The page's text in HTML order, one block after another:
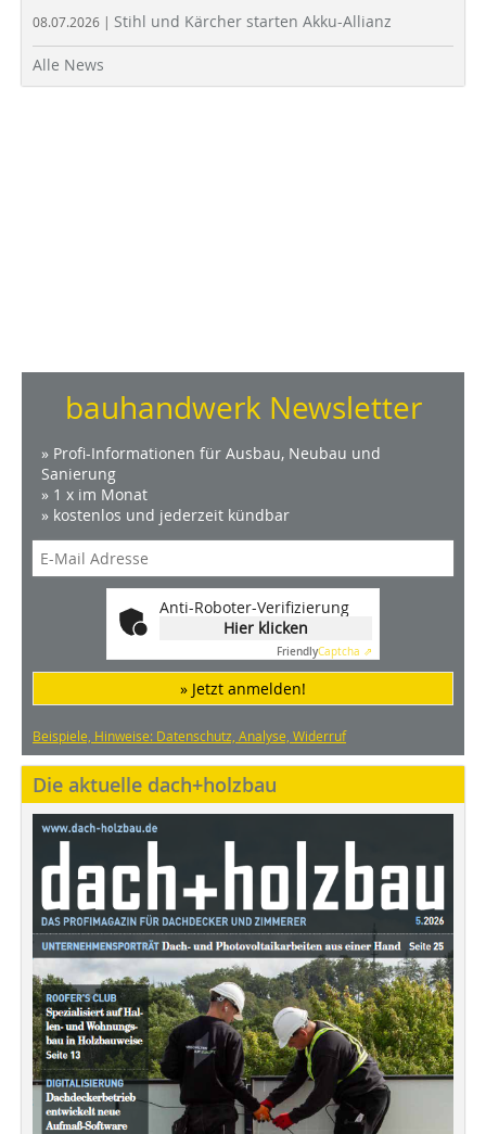
08.07.2026 | Stihl und Kärcher starten Akku-Allianz
Alle News
bauhandwerk Newsletter
» Profi-Informationen für Ausbau, Neubau und
Sanierung
» 1 x im Monat
» kostenlos und jederzeit kündbar
Anti-Roboter-Verifizierung
Hier klicken
FriendlyCaptcha ⇗
» Jetzt anmelden!
Beispiele, Hinweise: Datenschutz, Analyse, Widerruf
Die aktuelle dach+holzbau